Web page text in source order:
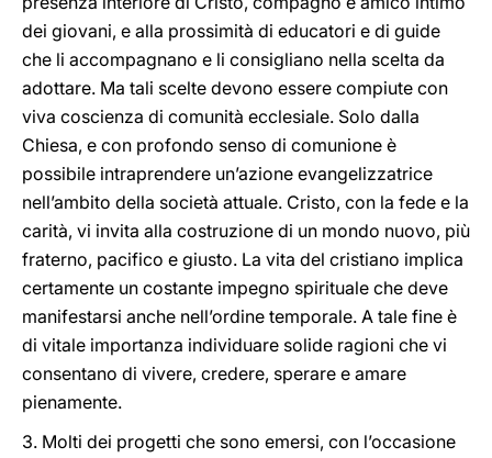
dei giovani, e alla prossimità di educatori e di guide
che li accompagnano e li consigliano nella scelta da
adottare. Ma tali scelte devono essere compiute con
viva coscienza di comunità ecclesiale. Solo dalla
Chiesa, e con profondo senso di comunione è
possibile intraprendere un’azione evangelizzatrice
nell’ambito della società attuale. Cristo, con la fede e la
carità, vi invita alla costruzione di un mondo nuovo, più
fraterno, pacifico e giusto. La vita del cristiano implica
certamente un costante impegno spirituale che deve
manifestarsi anche nell’ordine temporale. A tale fine è
di vitale importanza individuare solide ragioni che vi
consentano di vivere, credere, sperare e amare
pienamente.
3. Molti dei progetti che sono emersi, con l’occasione